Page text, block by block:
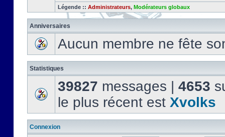
Légende :: Administrateurs, Modérateurs globaux
Anniversaires
Aucun membre ne fête
Statistiques
39827 messages | 4653
le plus récent est Xvolks
Connexion